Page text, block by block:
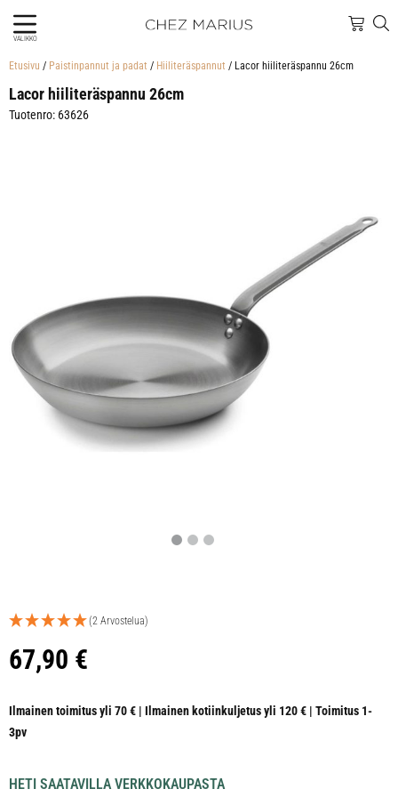
VALIKKO
Etusivu / Paistinpannut ja padat / Hiiliteräspannut / Lacor hiiliteräspannu 26cm
Lacor hiiliteräspannu 26cm
Tuotenro: 63626
(2 Arvostelua)
67,90 €
Ilmainen toimitus yli 70 € | Ilmainen kotiinkuljetus yli 120 € | Toimitus 1-
3pv
HETI SAATAVILLA VERKKOKAUPASTA